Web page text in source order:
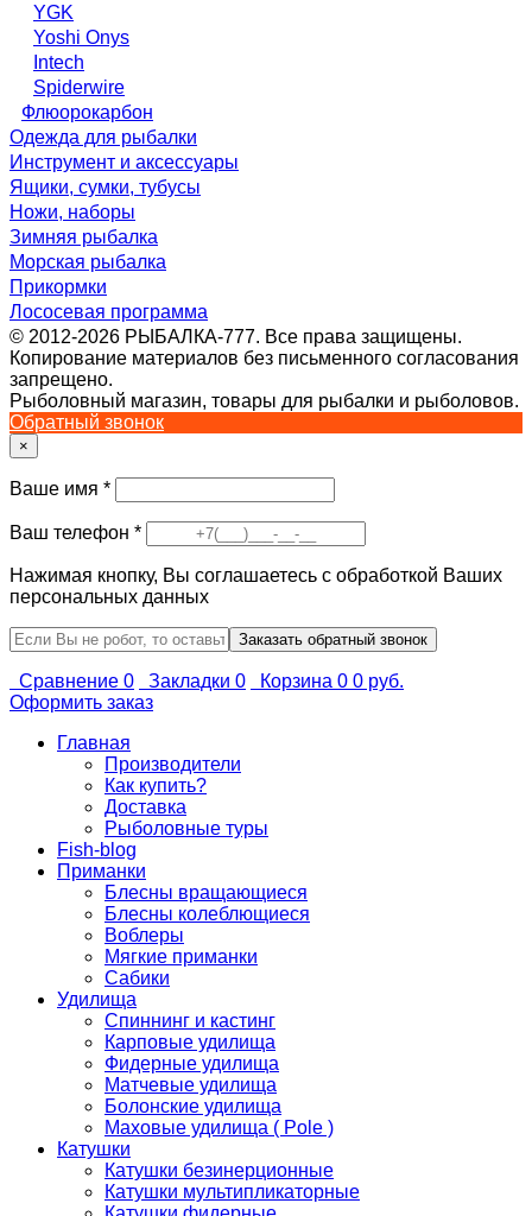
YGK
Yoshi Onys
Intech
Spiderwire
Флюорокарбон
Одежда для рыбалки
Инструмент и аксессуары
Ящики, сумки, тубусы
Ножи, наборы
Зимняя рыбалка
Морская рыбалка
Прикормки
Лососевая программа
© 2012-2026 РЫБАЛКА-777. Все права защищены.
Копирование материалов без письменного согласования
запрещено.
Рыболовный магазин, товары для рыбалки и рыболовов.
Обратный звонок
×
Ваше имя *
Ваш телефон *
Нажимая кнопку, Вы соглашаетесь с обработкой Ваших
персональных данных
Сравнение 0 Закладки 0 Корзина 0 0 руб.
Оформить заказ
Главная
Производители
Как купить?
Доставка
Рыболовные туры
Fish-blog
Приманки
Блесны вращающиеся
Блесны колеблющиеся
Воблеры
Мягкие приманки
Сабики
Удилища
Спиннинг и кастинг
Карповые удилища
Фидерные удилища
Матчевые удилища
Болонские удилища
Маховые удилища ( Pole )
Катушки
Катушки безинерционные
Катушки мультипликаторные